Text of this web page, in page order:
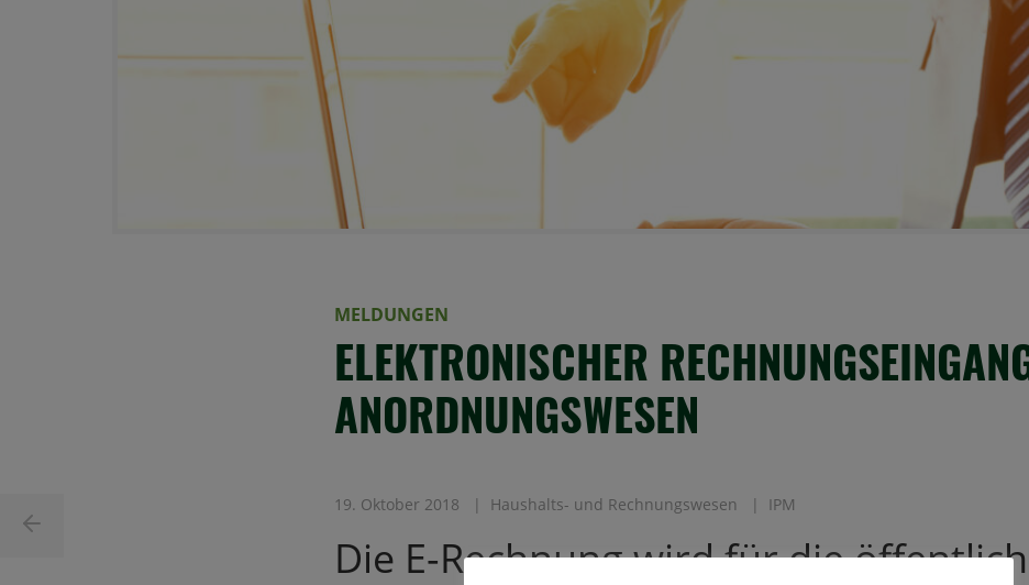
MELDUNGEN
ELEKTRONISCHER
ANORDNUNGSWESEN
19. Oktober 2018 Haushalts- und Rechnungswesen IPM
Die E-Rechnung wird für die